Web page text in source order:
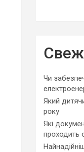
Чи
Який
року
Які
проходить